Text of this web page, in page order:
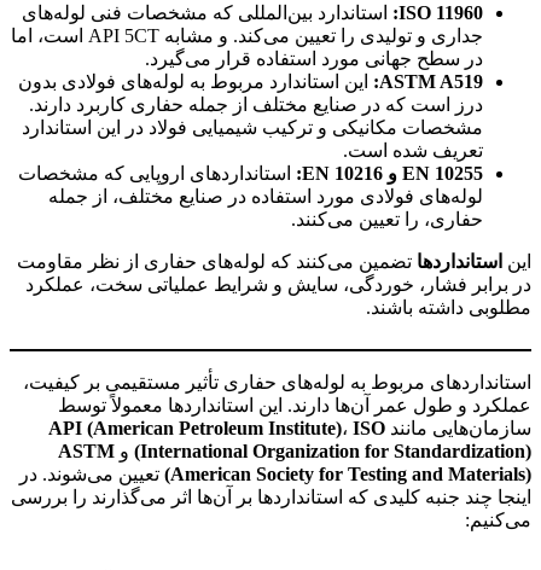
ISO 11960:
استاندارد بین‌المللی که مشخصات فنی لوله‌های
جداری و تولیدی را تعیین می‌کند. و مشابه API 5CT است، اما
در سطح جهانی مورد استفاده قرار می‌گیرد.
ASTM A519:
این استاندارد مربوط به لوله‌های فولادی بدون
درز است که در صنایع مختلف از جمله حفاری کاربرد دارند.
مشخصات مکانیکی و ترکیب شیمیایی فولاد در این استاندارد
تعریف شده است.
EN 10255 و
استانداردهای اروپایی که مشخصات
لوله‌های فولادی مورد استفاده در صنایع مختلف، از جمله
حفاری، را تعیین می‌کنند.
این استانداردها تضمین می‌کنند که لوله‌های حفاری از نظر مقاومت
در برابر فشار، خوردگی، سایش و شرایط عملیاتی سخت، عملکرد
مطلوبی داشته باشند.
استانداردهای مربوط به لوله‌های حفاری تأثیر مستقیمی بر کیفیت،
عملکرد و طول عمر آن‌ها دارند. این استانداردها معمولاً توسط
سازمان‌هایی مانند
API (American Petroleum Institute)، ISO
(International Organization for Standardization) و ASTM
(American Society for Testing and Materials) تعیین می‌شوند. در
اینجا چند جنبه کلیدی که استانداردها بر آن‌ها اثر می‌گذارند را بررسی
می‌کنیم: